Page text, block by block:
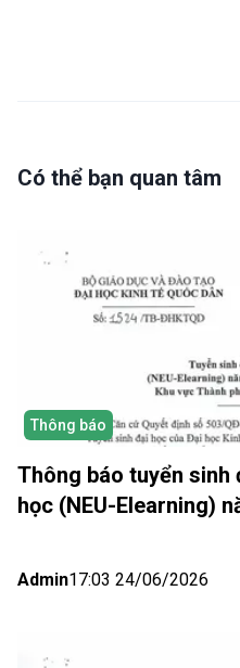
Có thể bạn quan tâm
Thông báo
Thông báo tuyển
học (NEU-Elearning)
Admin17:03 24/06/2026